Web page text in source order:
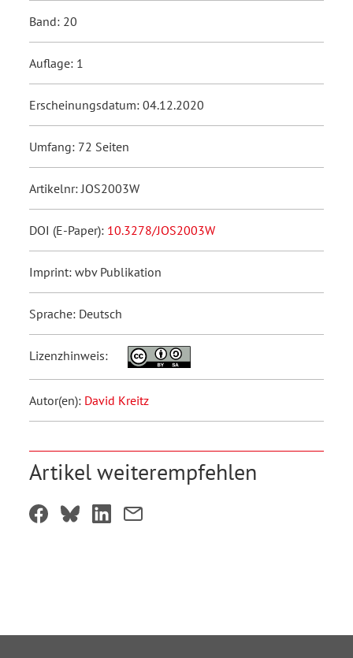
Band: 20
Auflage: 1
Erscheinungsdatum: 04.12.2020
Umfang: 72 Seiten
Artikelnr: JOS2003W
DOI (E-Paper): 10.3278/JOS2003W
Imprint: wbv Publikation
Sprache: Deutsch
Lizenzhinweis:
Autor(en): David Kreitz
Artikel weiterempfehlen